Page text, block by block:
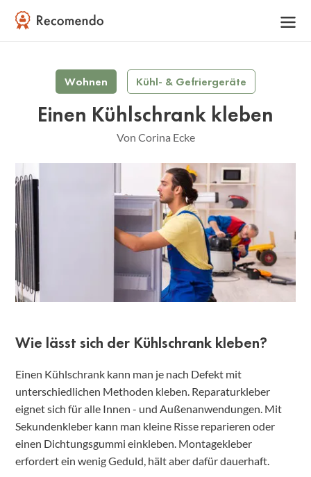
Wohnen Kühl- & Gefriergeräte
Einen Kühlschrank kleben
Von Corina Ecke
Wie lässt sich der Kühlschrank kleben?
Einen Kühlschrank kann man je nach Defekt mit
unterschiedlichen Methoden kleben. Reparaturkleber
eignet sich für alle Innen - und Außenanwendungen. Mit
Sekundenkleber kann man kleine Risse reparieren oder
einen Dichtungsgummi einkleben. Montagekleber
erfordert ein wenig Geduld, hält aber dafür dauerhaft.